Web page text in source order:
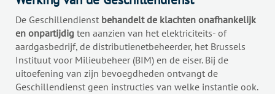
De Geschillendienst behandelt de klachten onafhankelijk
en onpartijdig ten aanzien van het elektriciteits- of
aardgasbedrijf, de distributienetbeheerder, het Brussels
Instituut voor Milieubeheer (BIM) en de eiser. Bij de
uitoefening van zijn bevoegdheden ontvangt de
Geschillendienst geen instructies van welke instantie ook.